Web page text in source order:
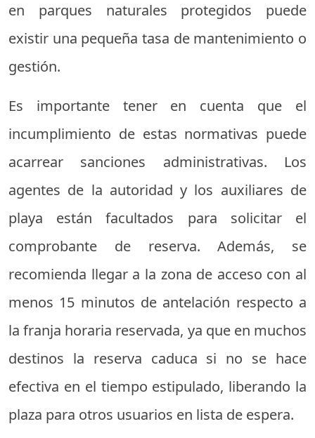
en parques naturales protegidos puede
existir una pequeña tasa de mantenimiento o
gestión.
Es importante tener en cuenta que el
incumplimiento de estas normativas puede
acarrear sanciones administrativas. Los
agentes de la autoridad y los auxiliares de
playa están facultados para solicitar el
comprobante de reserva. Además, se
recomienda llegar a la zona de acceso con al
menos 15 minutos de antelación respecto a
la franja horaria reservada, ya que en muchos
destinos la reserva caduca si no se hace
efectiva en el tiempo estipulado, liberando la
plaza para otros usuarios en lista de espera.